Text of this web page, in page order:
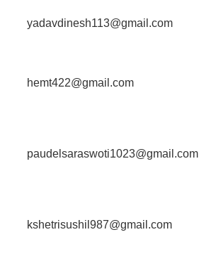
yadavdinesh113@gmail.com
hemt422@gmail.com
paudelsaraswoti1023@gmail.com
kshetrisushil987@gmail.com